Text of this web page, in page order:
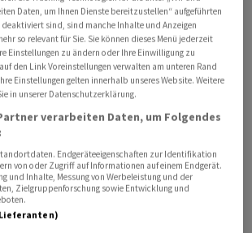
Hössli ist ab Juli CFO bei
Daten, um Ihnen Dienste bereitzustellen“ aufgeführten
deaktiviert sind, sind manche Inhalte und Anzeigen
so relevant für Sie. Sie können dieses Menü jederzeit
Einstellungen zu ändern oder Ihre Einwilligung zu
den Link Voreinstellungen verwalten am unteren Rand
Einstellungen gelten innerhalb unseres Website. Weitere
in unserer Datenschutzerklärung.
verarbeiten Daten, um Folgendes
Endgeräteeigenschaften zur Identifikation
von oder Zugriff auf Informationen auf einem Endgerät.
und Inhalte, Messung von Werbeleistung und der
Zielgruppenforschung sowie Entwicklung und